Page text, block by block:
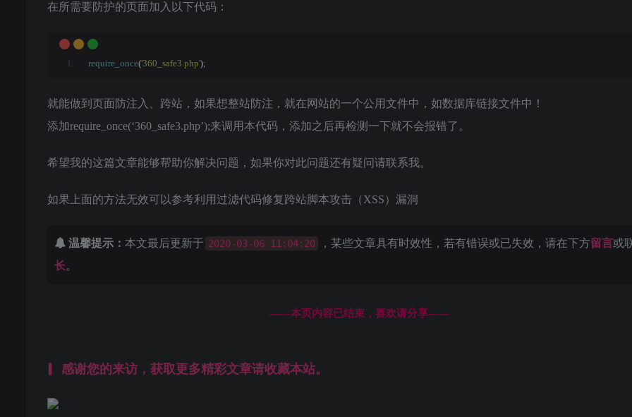
在所需要防护的页面加入以下代码：
require_once('360_safe3.php');
就能做到页面防注入、跨站，如果想整站防注，就在网站的一个公用文件中，如数据库链接文件中！
添加require_once(‘360_safe3.php’);来调用本代码，添加之后再检测一下就不会报错了。
希望我的这篇文章能够帮助你解决问题，如果你对此问题还有疑问请联系我。
如果上面的方法无效可以参考利用过滤代码修复跨站脚本攻击（XSS）漏洞
温馨提示： 本文最后更新于 2020-03-06 11:04:20 ，某些文章具有时效性，若有错误或已失效，请在下方留言或
长。
------本页内容已结束，喜欢请分享------
感谢您的来访，获取更多精彩文章请收藏本站。